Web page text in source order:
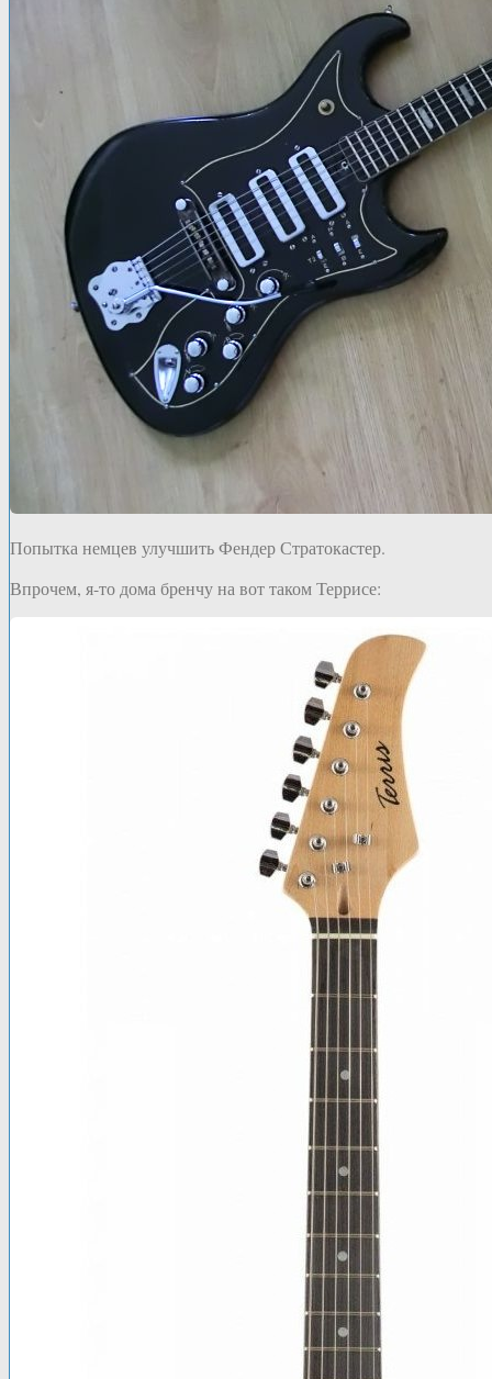
Попытка немцев улучшить Фендер Стратокастер.
Впрочем, я-то дома бренчу на вот таком Террисе: